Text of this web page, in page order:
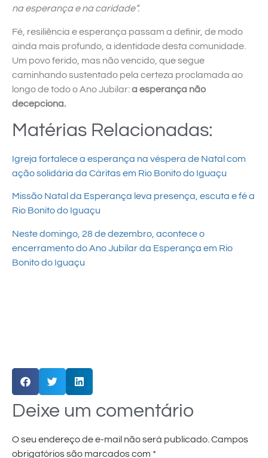
na esperança e na caridade”.
Fé, resiliência e esperança passam a definir, de modo
ainda mais profundo, a identidade desta comunidade.
Um povo ferido, mas não vencido, que segue
caminhando sustentado pela certeza proclamada ao
longo de todo o Ano Jubilar:a esperança não
decepciona.
Matérias Relacionadas:
Igreja fortalece a esperança na véspera de Natal com
ação solidária da Cáritas em Rio Bonito do Iguaçu
Missão Natal da Esperança leva presença, escuta e fé a
Rio Bonito do Iguaçu
Neste domingo, 28 de dezembro, acontece o
encerramento do Ano Jubilar da Esperança em Rio
Bonito do Iguaçu
Deixe um comentário
O seu endereço de e-mail não será publicado. Campos
obrigatórios são marcados com *